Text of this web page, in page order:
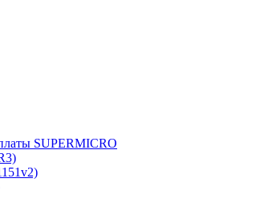
SUPERMICRO